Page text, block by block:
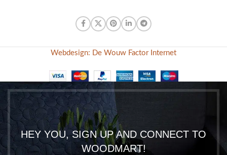
Webdesign: De Wouw Factor Internet
HEY YOU, SIGN UP AND CONNECT TO
WOODMART!